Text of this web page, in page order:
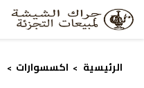
الرئيسية > اكسسوارات >